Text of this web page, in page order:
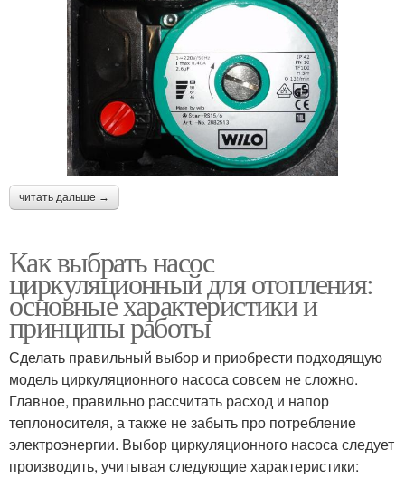
читать дальше →
Как выбрать насос
циркуляционный для отопления:
основные характеристики и
принципы работы
Сделать правильный выбор и приобрести подходящую
модель циркуляционного насоса совсем не сложно.
Главное, правильно рассчитать расход и напор
теплоносителя, а также не забыть про потребление
электроэнергии. Выбор циркуляционного насоса следует
производить, учитывая следующие характеристики: